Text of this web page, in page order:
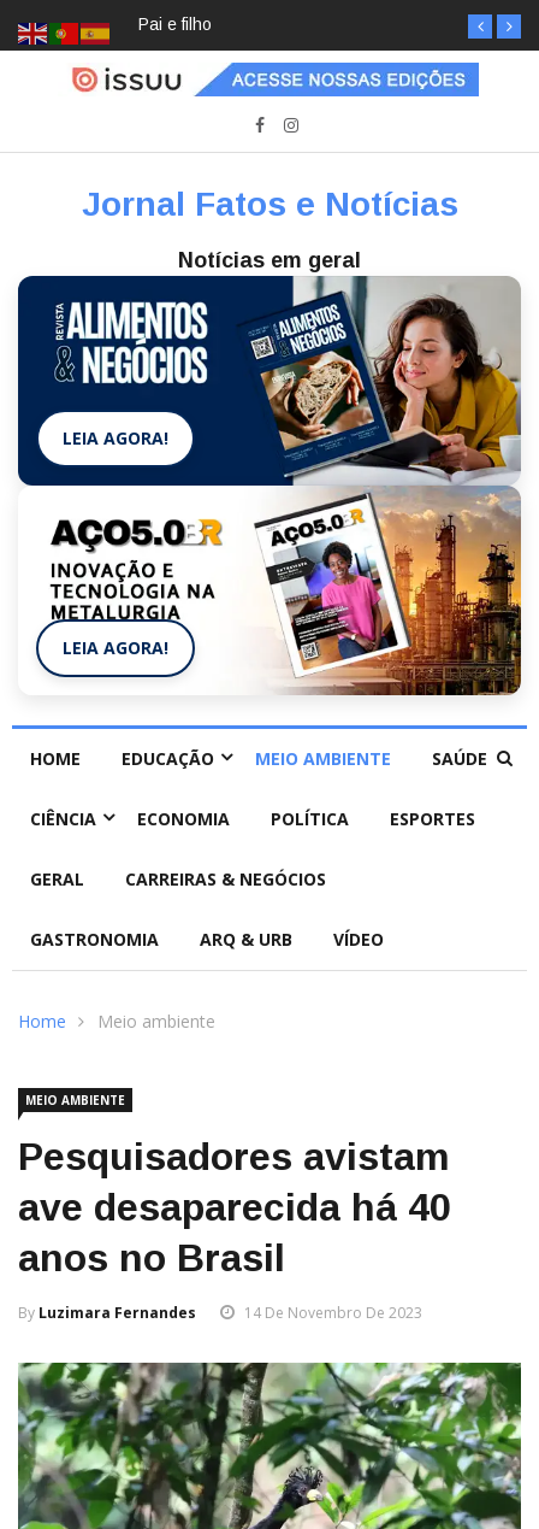
Pai e filho
Jornal Fatos e Notícias
Notícias em geral
LEIA AGORA!
LEIA AGORA!
HOME EDUCAÇÃO MEIO AMBIENTE SAÚDE
CIÊNCIA ECONOMIA POLÍTICA ESPORTES
GERAL CARREIRAS & NEGÓCIOS
GASTRONOMIA ARQ & URB VÍDEO
Home Meio ambiente
MEIO AMBIENTE
Pesquisadores avistam
ave desaparecida há 40
anos no Brasil
By Luzimara Fernandes 14 De Novembro De 2023